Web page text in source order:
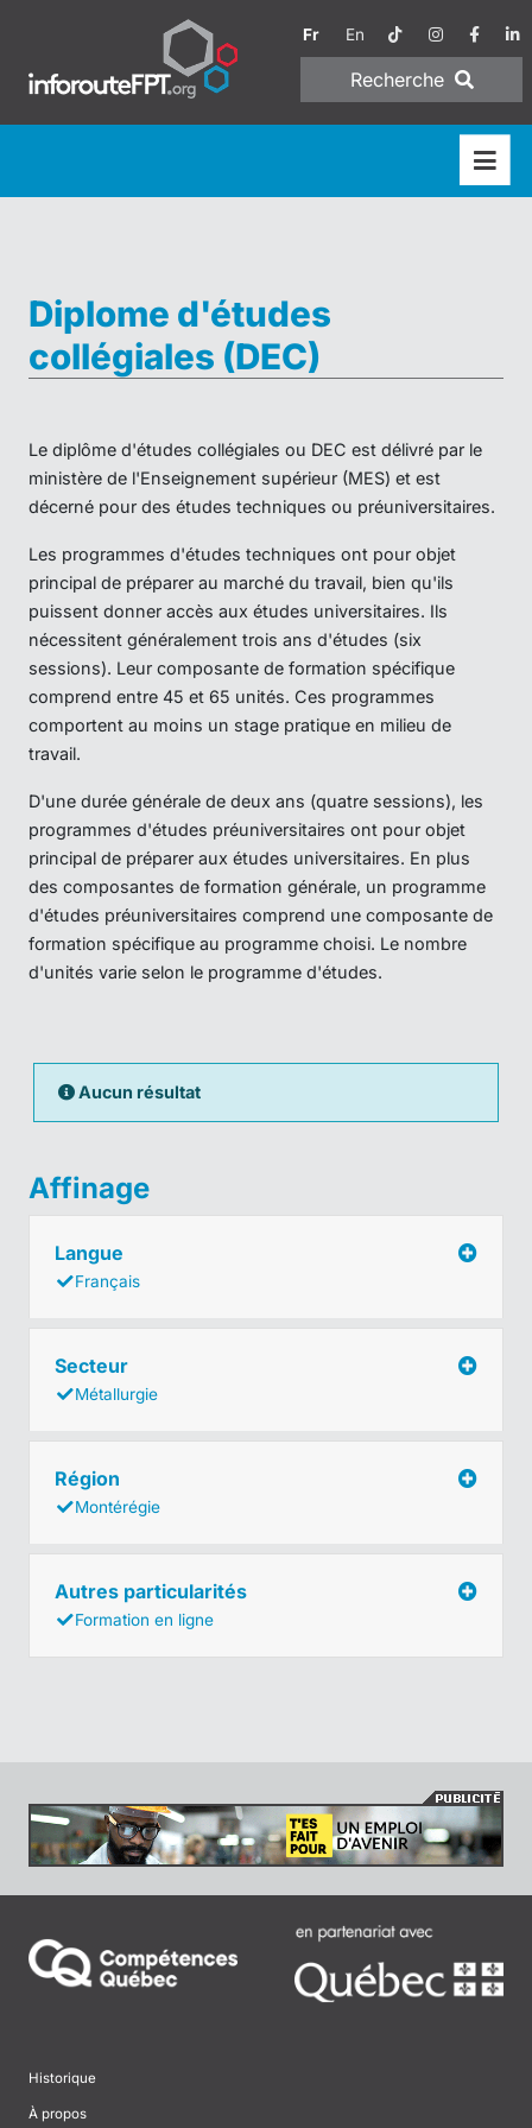
Fr En
Recherche
Diplome d'études
collégiales (DEC)
Le diplôme d'études collégiales ou DEC est délivré par le
ministère de l'Enseignement supérieur (MES) et est
décerné pour des études techniques ou préuniversitaires.
Les programmes d'études techniques ont pour objet
principal de préparer au marché du travail, bien qu'ils
puissent donner accès aux études universitaires. Ils
nécessitent généralement trois ans d'études (six
sessions). Leur composante de formation spécifique
comprend entre 45 et 65 unités. Ces programmes
comportent au moins un stage pratique en milieu de
travail.
D'une durée générale de deux ans (quatre sessions), les
programmes d'études préuniversitaires ont pour objet
principal de préparer aux études universitaires. En plus
des composantes de formation générale, un programme
d'études préuniversitaires comprend une composante de
formation spécifique au programme choisi. Le nombre
d'unités varie selon le programme d'études.
Aucun résultat
Affinage
Langue
Français
Secteur
Métallurgie
Région
Montérégie
Autres particularités
Formation en ligne
Historique
À propos